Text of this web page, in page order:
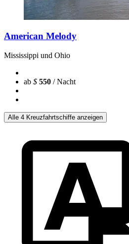
American Melody
Mississippi und Ohio
ab $ 550 / Nacht
Alle 4 Kreuzfahrtschiffe anzeigen